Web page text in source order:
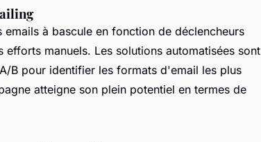
à bascule en fonction de déclencheurs
manuels. Les solutions automatisées sont
B pour identifier les formats d'email les plus
atteigne son plein potentiel en termes de